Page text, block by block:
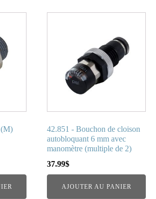
42.851 - Bouchon de cloison
autobloquant 6 mm avec
manomètre (multiple de 2)
37.99$
AJOUTER AU PANIER